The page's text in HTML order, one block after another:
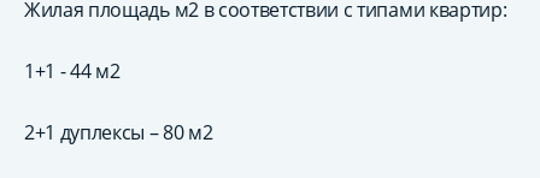
Жилая площадь м2 в соответствии с типами квартир:
1+1 - 44 м2
2+1 дуплексы – 80 м2